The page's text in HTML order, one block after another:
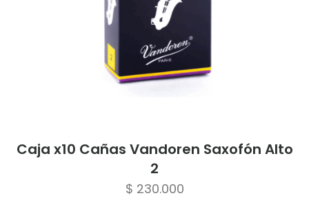
Caja x10 Cañas Vandoren Saxofón Alto
2
$ 230.000